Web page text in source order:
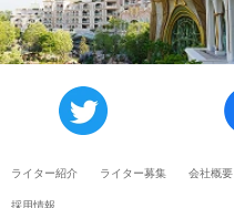
ライター紹介 ライター募集 会社概要
採用情報